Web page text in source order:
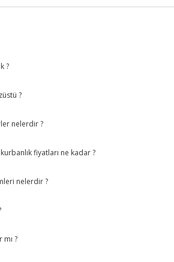
?
?
nelerdir ?
fiyatları ne kadar ?
nelerdir ?
?